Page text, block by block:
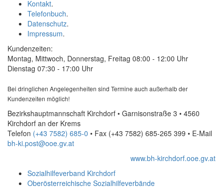
Kontakt.
Telefonbuch.
Datenschutz.
Impressum.
Kundenzeiten:
Montag, Mittwoch, Donnerstag, Freitag 08:00 - 12:00 Uhr
Dienstag 07:30 - 17:00 Uhr
Bei dringlichen Angelegenheiten sind Termine auch außerhalb der
Kundenzeiten möglich!
Bezirkshauptmannschaft Kirchdorf • Garnisonstraße 3 • 4560
Kirchdorf an der Krems
Telefon (+43 7582) 685-0 • Fax (+43 7582) 685-265 399 • E-Mail
bh-ki.post@ooe.gv.at
www.bh-kirchdorf.ooe.gv.at
Sozialhilfeverband Kirchdorf
Oberösterreichische Sozialhilfeverbände